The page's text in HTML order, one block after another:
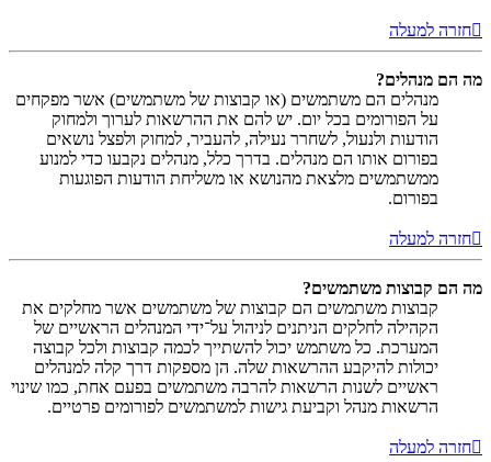
חזרה למעלה
מה הם מנהלים?
מנהלים הם משתמשים (או קבוצות של משתמשים) אשר מפקחים
על הפורומים בכל יום. יש להם את ההרשאות לערוך ולמחוק
הודעות ולנעול, לשחרר נעילה, להעביר, למחוק ולפצל נושאים
בפורום אותו הם מנהלים. בדרך כלל, מנהלים נקבעו כדי למנוע
ממשתמשים מלצאת מהנושא או משליחת הודעות הפוגעות
בפורום.
חזרה למעלה
מה הם קבוצות משתמשים?
קבוצות משתמשים הם קבוצות של משתמשים אשר מחלקים את
הקהילה לחלקים הניתנים לניהול על־ידי המנהלים הראשיים של
המערכת. כל משתמש יכול להשתייך לכמה קבוצות ולכל קבוצה
יכולות להיקבע ההרשאות שלה. הן מספקות דרך קלה למנהלים
ראשיים לשנות הרשאות להרבה משתמשים בפעם אחת, כמו שינוי
הרשאות מנהל וקביעת גישות למשתמשים לפורומים פרטיים.
חזרה למעלה